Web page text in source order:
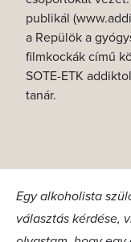
publikál
a Repülök a
filmkockák című
SOTE-ETK
tanár.
Egy alkoholista
választás kérdése,